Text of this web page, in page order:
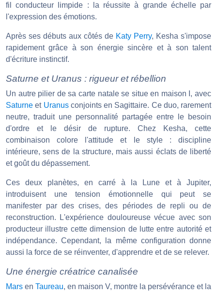
fil conducteur limpide : la réussite à grande échelle par
l'expression des émotions.
Après ses débuts aux côtés de Katy Perry, Kesha s'impose
rapidement grâce à son énergie sincère et à son talent
d'écriture instinctif.
Saturne et Uranus : rigueur et rébellion
Un autre pilier de sa carte natale se situe en maison I, avec
Saturne et Uranusconjoints en Sagittaire. Ce duo, rarement
neutre, traduit une personnalité partagée entre le besoin
d'ordre et le désir de rupture. Chez Kesha, cette
combinaison colore l'attitude et le style : discipline
intérieure, sens de la structure, mais aussi éclats de liberté
et goût du dépassement.
Ces deux planètes, en carré à la Lune et à Jupiter,
introduisent une tension émotionnelle qui peut se
manifester par des crises, des périodes de repli ou de
reconstruction. L'expérience douloureuse vécue avec son
producteur illustre cette dimension de lutte entre autorité et
indépendance. Cependant, la même configuration donne
aussi la force de se réinventer, d'apprendre et de se relever.
Une énergie créatrice canalisée
Mars en Taureau, en maison V, montre la persévérance et la